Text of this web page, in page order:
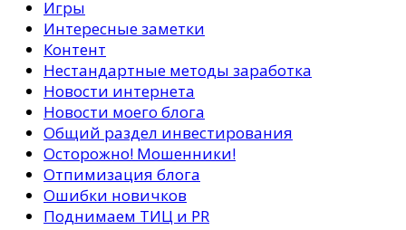
Игры
Интересные заметки
Контент
Нестандартные методы заработка
Новости интернета
Новости моего блога
Общий раздел инвестирования
Осторожно! Мошенники!
Отпимизация блога
Ошибки новичков
Поднимаем ТИЦ и PR